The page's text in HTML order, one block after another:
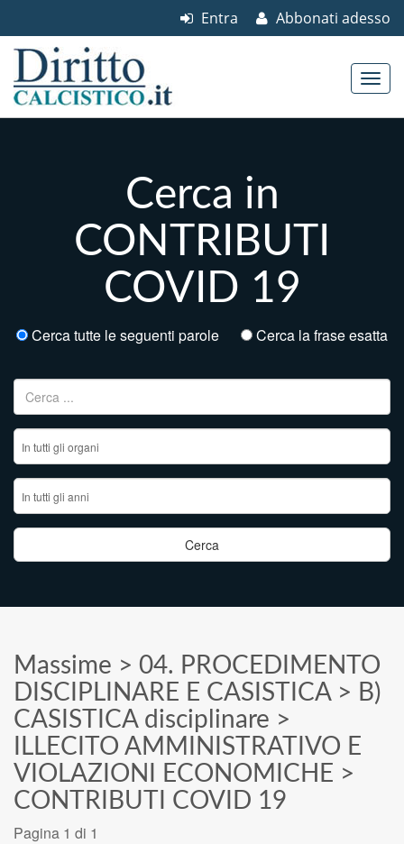
Abbonati adesso
Entra
Cerca in
CONTRIBUTI
COVID 19
Cerca tutte le seguenti parole Cerca la frase esatta
Ricerca per:
Massime > 04. PROCEDIMENTO
DISCIPLINARE E CASISTICA> B)
CASISTICA disciplinare >
ILLECITO AMMINISTRATIVO E
VIOLAZIONI ECONOMICHE >
CONTRIBUTI COVID 19
Pagina 1 di 1